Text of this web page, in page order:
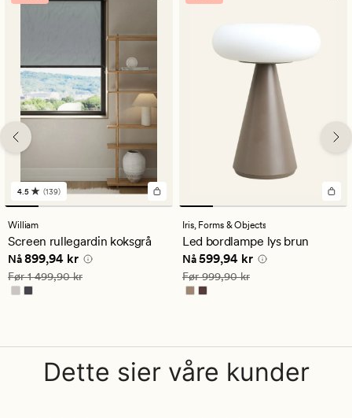
139
anmeldelser
med
en
gjennomsnittlig
vurdering
på
4.5
4.5 (139)
William
Screen rullegardin koksgrå
Nåværende pris
Nå899,94 kr
Vanlig pris 1 499,90 kr
Før1 499,90 kr
Iris, Forms & Objects
Led bordlampe lys brun
Nåværende pris
Nå599,94 kr
Vanlig pris 999,90 kr
Før999,90 kr
Dette sier våre kunder